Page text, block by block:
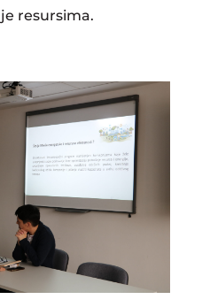
resursima.